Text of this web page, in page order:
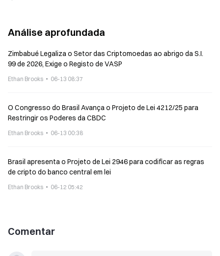
Análise aprofundada
Zimbabué Legaliza o Setor das Criptomoedas ao abrigo da S.I.
99 de 2026, Exige o Registo de VASP
Ethan Brooks 06-13 08:37
O Congresso do Brasil Avança o Projeto de Lei 4212/25 para
Restringir os Poderes da CBDC
Ethan Brooks 06-13 00:38
Brasil apresenta o Projeto de Lei 2946 para codificar as regras
de cripto do banco central em lei
Ethan Brooks 06-12 05:42
Comentar